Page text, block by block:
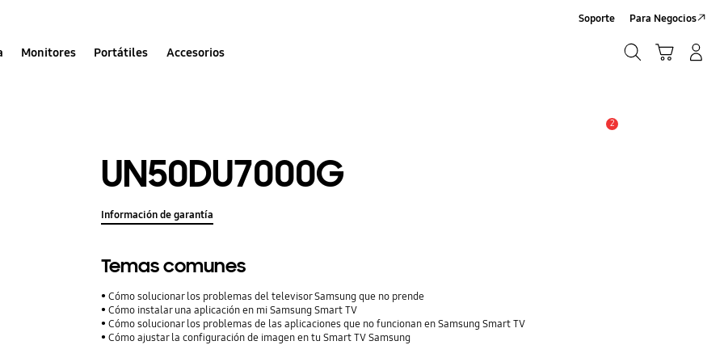
Monitores Portátiles Accesorios
Soporte Para Negocios
2
UN50DU7000G
Información de garantía
Temas comunes
Cómo solucionar los problemas del televisor Samsung que no prende
Cómo instalar una aplicación en mi Samsung Smart TV
Cómo solucionar los problemas de las aplicaciones que no funcionan en Samsung Smart TV
Cómo ajustar la configuración de imagen en tu Smart TV Samsung